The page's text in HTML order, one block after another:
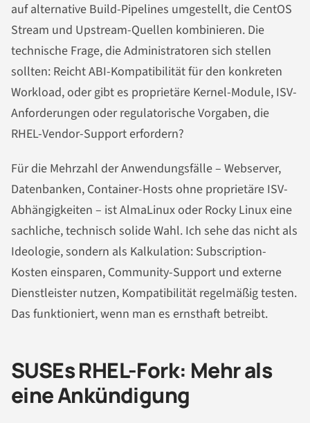
auf alternative Build-Pipelines umgestellt, die CentOS
Stream und Upstream-Quellen kombinieren. Die
technische Frage, die Administratoren sich stellen
sollten: Reicht ABI-Kompatibilität für den konkreten
Workload, oder gibt es proprietäre Kernel-Module, ISV-
Anforderungen oder regulatorische Vorgaben, die
RHEL-Vendor-Support erfordern?
Für die Mehrzahl der Anwendungsfälle – Webserver,
Datenbanken, Container-Hosts ohne proprietäre ISV-
Abhängigkeiten – ist AlmaLinux oder Rocky Linux eine
sachliche, technisch solide Wahl. Ich sehe das nicht als
Ideologie, sondern als Kalkulation: Subscription-
Kosten einsparen, Community-Support und externe
Dienstleister nutzen, Kompatibilität regelmäßig testen.
Das funktioniert, wenn man es ernsthaft betreibt.
SUSEs RHEL-Fork: Mehr als
eine Ankündigung